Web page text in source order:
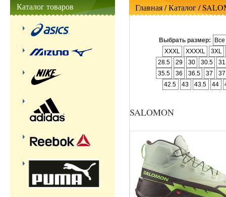
Главная/ Каталог /
Выбрать размер:
XXXL
XXXXL
3XL
28.5
29 30 30.5
31
35.5
36 36.5 37
42.5
43 43.5 44
SALOMON
Каталог товаров